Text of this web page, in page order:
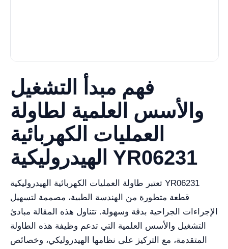
فهم مبدأ التشغيل
والأسس العلمية لطاولة
العمليات الكهربائية
الهيدروليكية YR06231
تعتبر طاولة العمليات الكهربائية الهيدروليكية YR06231
قطعة متطورة من الهندسة الطبية، مصممة لتسهيل
الإجراءات الجراحية بدقة وسهولة. تتناول هذه المقالة مبادئ
التشغيل والأسس العلمية التي تدعم وظيفة هذه الطاولة
المتقدمة، مع التركيز على نظامها الهيدروليكي، وخصائص